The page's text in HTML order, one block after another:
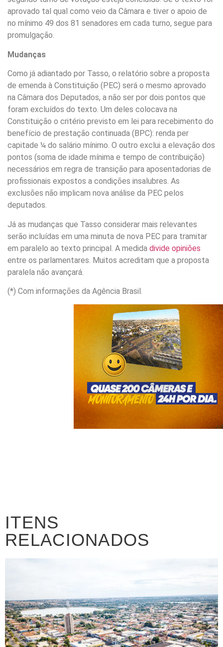
aprovado tal qual como veio da Câmara e tiver o apoio de
no mínimo 49 dos 81 senadores em cada turno, segue para
promulgação.
Mudanças
Como já adiantado por Tasso, o relatório sobre a proposta
de emenda à Constituição (PEC) será o mesmo aprovado
na Câmara dos Deputados, a não ser por dois pontos que
foram excluídos do texto. Um deles colocava na
Constituição o critério previsto em lei para recebimento do
benefício de prestação continuada (BPC): renda per
capitade ¼ do salário mínimo. O outro exclui a elevação dos
pontos (soma de idade mínima e tempo de contribuição)
necessários em regra de transição para aposentadorias de
profissionais expostos a condições insalubres. As
exclusões não implicam nova análise da PEC pelos
deputados.
Já as mudanças que Tasso considerar mais relevantes
serão incluídas em uma minuta de nova PEC para tramitar
em paralelo ao texto principal. A medida divide opiniões
entre os parlamentares. Muitos acreditam que a proposta
paralela não avançará.
(*) Com informações da Agência Brasil.
ITENS
RELACIONADOS